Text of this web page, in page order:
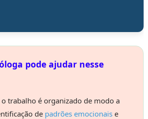
pode ajudar nesse
o trabalho é organizado de modo a
de padrões emocionaise